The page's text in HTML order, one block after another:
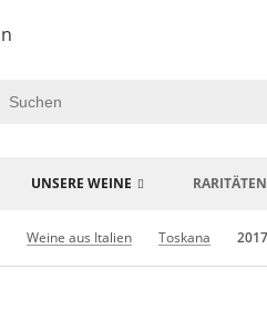
UNSERE WEINE RARITÄTEN
Weine aus Italien Toskana